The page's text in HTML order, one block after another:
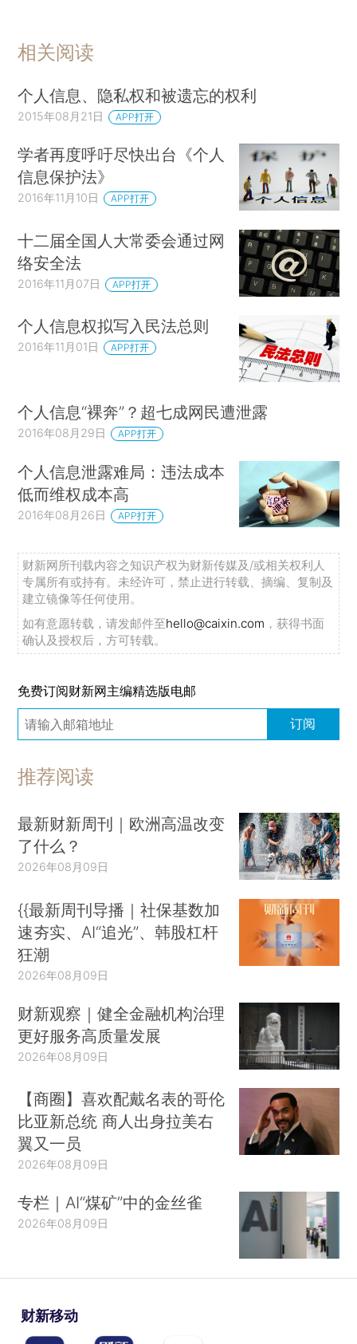
相关阅读
个人信息、隐私权和被遗忘的权利
2015年08月21日 APP打开
学者再度呼吁尽快出台《个人
信息保护法》
2016年11月10日 APP打开
十二届全国人大常委会通过网
络安全法
2016年11月07日 APP打开
个人信息权拟写入民法总则
2016年11月01日 APP打开
个人信息“裸奔”？超七成网民遭泄露
2016年08月29日 APP打开
个人信息泄露难局：违法成本
低而维权成本高
2016年08月26日 APP打开
财新网所刊载内容之知识产权为财新传媒及/或相关权利人
专属所有或持有。未经许可，禁止进行转载、摘编、复制及
建立镜像等任何使用。
如有意愿转载，请发邮件至hello@caixin.com ，获得书面
确认及授权后，方可转载。
免费订阅财新网主编精选版电邮
订阅
推荐阅读
最新财新周刊｜欧洲高温改变
了什么？
2026年08月09日
{{最新周刊导播｜社保基数加
速夯实、AI“追光”、韩股杠杆
狂潮
2026年08月09日
财新观察｜健全金融机构治理
更好服务高质量发展
2026年08月09日
【商圈】喜欢配戴名表的哥伦
比亚新总统 商人出身拉美右
翼又一员
2026年08月09日
专栏｜AI“煤矿”中的金丝雀
2026年08月09日
财新移动